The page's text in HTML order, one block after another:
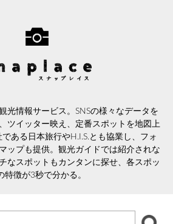
光情報サービス。SNSの様々なデータを
ツイッター映え、定番スポットを地図上
ある日本旅行やH.I.S.とも協業し、フォ
ップも提供。観光ガイドでは紹介されな
なスポットもカンタンに探せ、各スポッ
特徴が3秒で分かる。